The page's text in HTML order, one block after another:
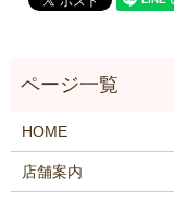
HOME
店舗案内